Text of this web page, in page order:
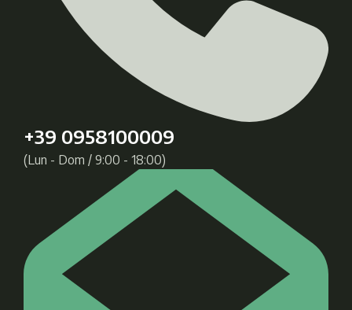
+39 0958100009
(Lun - Dom / 9:00 - 18:00)